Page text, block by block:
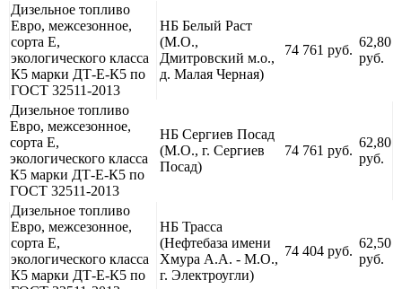
Дизельное топливо
Евро, межсезонное,
сорта Е,
экологического класса
К5 марки ДТ-Е-К5 по
ГОСТ 32511-2013
НБ Белый Раст
(М.О.,
Дмитровский м.о.,
д. Малая Черная)
74 761 руб.
62,80
руб.
Дизельное топливо
Евро, межсезонное,
сорта Е,
экологического класса
К5 марки ДТ-Е-К5 по
ГОСТ 32511-2013
НБ Сергиев Посад
(М.О., г. Сергиев
Посад)
74 761 руб.
62,80
руб.
Дизельное топливо
Евро, межсезонное,
сорта Е,
экологического класса
К5 марки ДТ-Е-К5 по
НБ Трасса
(Нефтебаза имени
Хмура А.А. - М.О.,
г. Электроугли)
74 404 руб.
62,50
руб.